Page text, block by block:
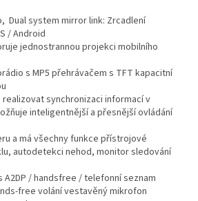
Dual system mirror link: Zrcadlení
/ Android
jednostrannou projekci mobilního
s MP5 přehrávačem s TFT kapacitní
realizovat synchronizaci informací v
inteligentnější a přesnější ovládání
a má všechny funkce přístrojové
autodetekci nehod, monitor sledování
A2DP / handsfree / telefonní seznam
free volání vestavěný mikrofon